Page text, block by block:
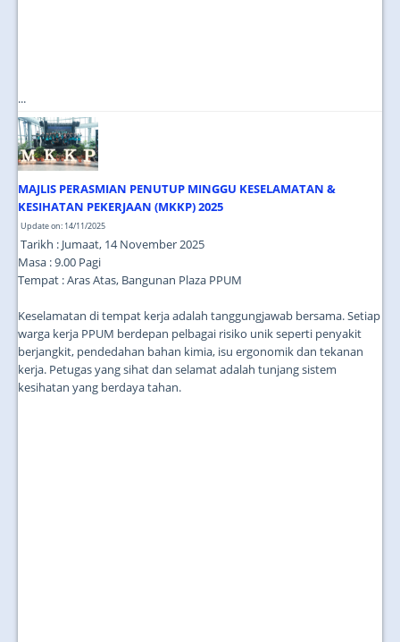
...
MAJLIS PERASMIAN PENUTUP MINGGU KESELAMATAN &
KESIHATAN PEKERJAAN (MKKP) 2025
Update on: 14/11/2025
Tarikh : Jumaat, 14 November 2025
Masa : 9.00 Pagi
Tempat : Aras Atas, Bangunan Plaza PPUM
Keselamatan di tempat kerja adalah tanggungjawab bersama. Setiap
warga kerja PPUM berdepan pelbagai risiko unik seperti penyakit
berjangkit, pendedahan bahan kimia, isu ergonomik dan tekanan
kerja. Petugas yang sihat dan selamat adalah tunjang sistem
kesihatan yang berdaya tahan.